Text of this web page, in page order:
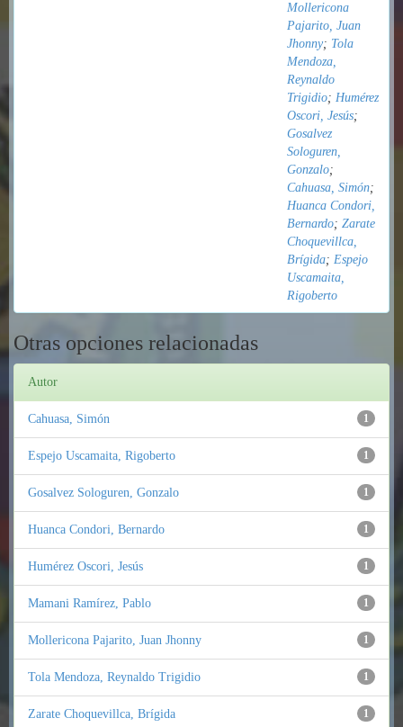
Mollericona
Pajarito, Juan
Jhonny; Tola
Mendoza,
Reynaldo
Trigidio; Humérez
Oscori, Jesús;
Gosalvez
Sologuren,
Gonzalo;
Cahuasa, Simón;
Huanca Condori,
Bernardo; Zarate
Choquevillca,
Brígida; Espejo
Uscamaita,
Rigoberto
Otras opciones relacionadas
Autor
1
Cahuasa, Simón
1
Espejo Uscamaita, Rigoberto
1
Gosalvez Sologuren, Gonzalo
1
Huanca Condori, Bernardo
1
Humérez Oscori, Jesús
1
Mamani Ramírez, Pablo
1
Mollericona Pajarito, Juan Jhonny
1
Tola Mendoza, Reynaldo Trigidio
1
Zarate Choquevillca, Brígida